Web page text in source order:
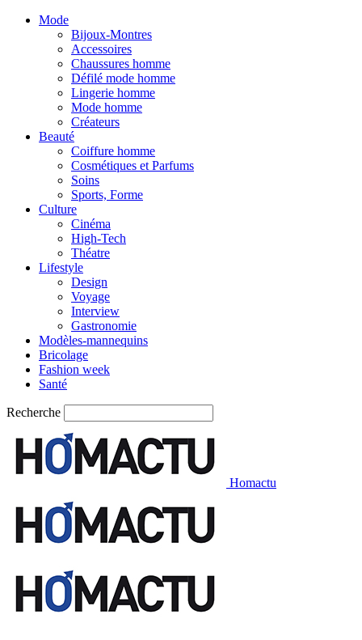
Mode
Bijoux-Montres
Accessoires
Chaussures homme
Défilé mode homme
Lingerie homme
Mode homme
Créateurs
Beauté
Coiffure homme
Cosmétiques et Parfums
Soins
Sports, Forme
Culture
Cinéma
High-Tech
Théatre
Lifestyle
Design
Voyage
Interview
Gastronomie
Modèles-mannequins
Bricolage
Fashion week
Santé
Recherche
Homactu